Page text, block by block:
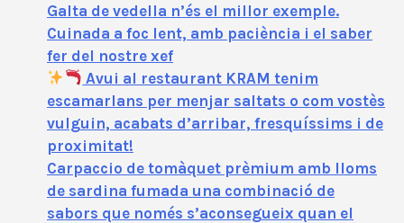
Galta de vedella n’és el millor exemple.
Cuinada a foc lent, amb paciència i el saber
fer del nostre xef
Avui al restaurant KRAM tenim
escamarlans per menjar saltats o com vostès
vulguin, acabats d’arribar, fresquíssims i de
proximitat!
Carpaccio de tomàquet prèmium amb lloms
de sardina fumada una combinació de
sabors que només s’aconsegueix quan el